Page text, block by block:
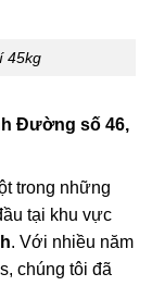
45kg
Đường số 46,
trong những
tại khu vực
. Với nhiều năm
chúng tôi đã